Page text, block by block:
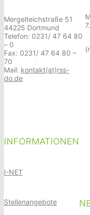
Mergelteichstraße 51
44225 Dortmund
Telefon: 0231/ 47 64 80
– 0
Fax: 0231/ 47 64 80 –
70
Mail: kontakt(at)rss-
do.de
INFORMATIONEN
I-NET
Stellenangebote